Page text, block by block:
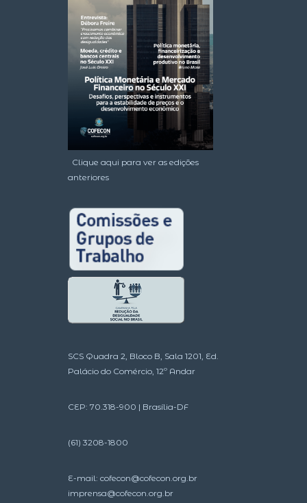
Clique aqui para ver as edições
anteriores
SCS Quadra 2, Bloco B, Sala 1201, Ed.
Palácio do Comércio, 12º Andar
CEP: 70.318-900 | Brasília-DF
(61) 3208-1800
E-mail: cofecon@cofecon.org.br
imprensa@cofecon.org.br